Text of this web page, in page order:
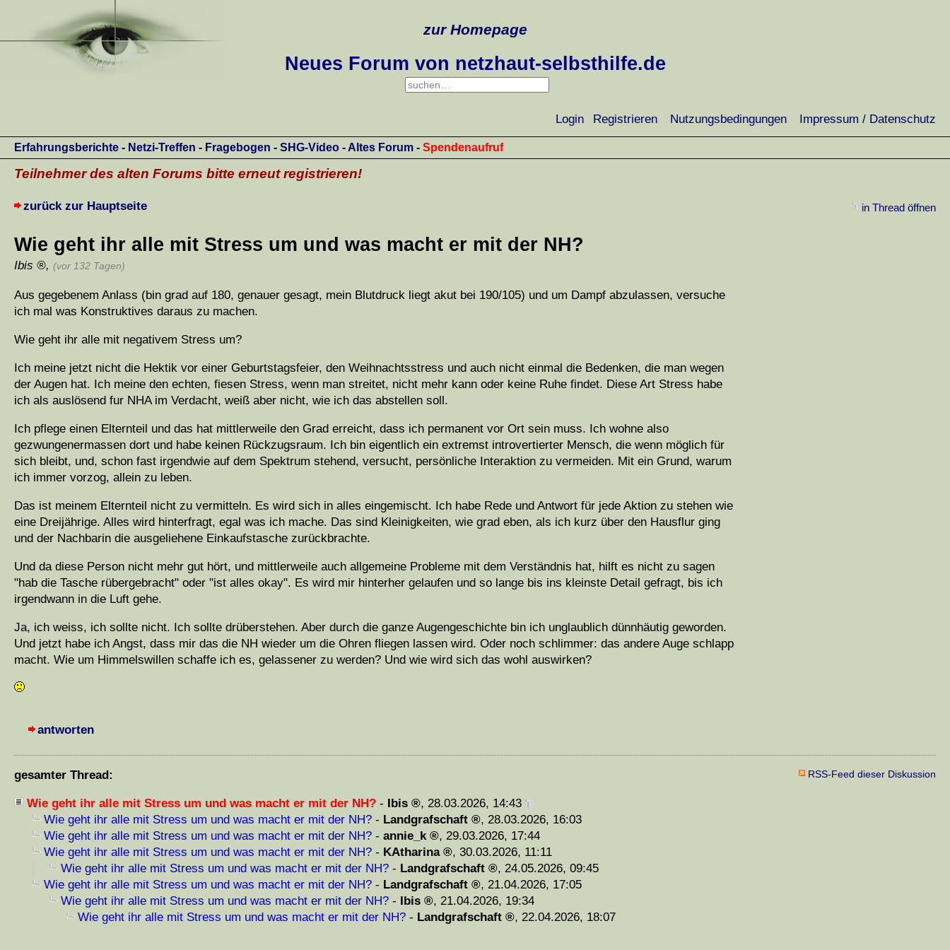
zur Homepage
Neues Forum von netzhaut-selbsthilfe.de
Login Registrieren Nutzungsbedingungen Impressum / Datenschutz
Erfahrungsberichte - Netzi-Treffen - Fragebogen - SHG-Video -Altes Forum - Spendenaufruf
Teilnehmer des alten Forums bitte erneut registrieren!
zurück zur Hauptseite in Thread öffnen
Wie geht ihr alle mit Stress um und was macht er mit der NH?
Ibis , (vor 132 Tagen)
Aus gegebenem Anlass (bin grad auf 180, genauer gesagt, mein Blutdruck liegt akut bei 190/105) und um Dampf abzulassen, versuche
ich mal was Konstruktives daraus zu machen.
Wie geht ihr alle mit negativem Stress um?
Ich meine jetzt nicht die Hektik vor einer Geburtstagsfeier, den Weihnachtsstress und auch nicht einmal die Bedenken, die man wegen
der Augen hat. Ich meine den echten, fiesen Stress, wenn man streitet, nicht mehr kann oder keine Ruhe findet. Diese Art Stress habe
ich als auslösend fur NHA im Verdacht, weiß aber nicht, wie ich das abstellen soll.
Ich pflege einen Elternteil und das hat mittlerweile den Grad erreicht, dass ich permanent vor Ort sein muss. Ich wohne also
gezwungenermassen dort und habe keinen Rückzugsraum. Ich bin eigentlich ein extremst introvertierter Mensch, die wenn möglich für
sich bleibt, und, schon fast irgendwie auf dem Spektrum stehend, versucht, persönliche Interaktion zu vermeiden. Mit ein Grund, warum
ich immer vorzog, allein zu leben.
Das ist meinem Elternteil nicht zu vermitteln. Es wird sich in alles eingemischt. Ich habe Rede und Antwort für jede Aktion zu stehen wie
eine Dreijährige. Alles wird hinterfragt, egal was ich mache. Das sind Kleinigkeiten, wie grad eben, als ich kurz über den Hausflur ging
und der Nachbarin die ausgeliehene Einkaufstasche zurückbrachte.
Und da diese Person nicht mehr gut hört, und mittlerweile auch allgemeine Probleme mit dem Verständnis hat, hilft es nicht zu sagen
"hab die Tasche rübergebracht" oder "ist alles okay". Es wird mir hinterher gelaufen und so lange bis ins kleinste Detail gefragt, bis ich
irgendwann in die Luft gehe.
Ja, ich weiss, ich sollte nicht. Ich sollte drüberstehen. Aber durch die ganze Augengeschichte bin ich unglaublich dünnhäutig geworden.
Und jetzt habe ich Angst, dass mir das die NH wieder um die Ohren fliegen lassen wird. Oder noch schlimmer: das andere Auge schlapp
macht. Wie um Himmelswillen schaffe ich es, gelassener zu werden? Und wie wird sich das wohl auswirken?
antworten
gesamter Thread: RSS-Feed dieser Diskussion
Wie geht ihr alle mit Stress um und was macht er mit der NH? - Ibis , 28.03.2026, 14:43
Wie geht ihr alle mit Stress um und was macht er mit der NH? - Landgrafschaft , 28.03.2026, 16:03
Wie geht ihr alle mit Stress um und was macht er mit der NH? - annie_k , 29.03.2026, 17:44
Wie geht ihr alle mit Stress um und was macht er mit der NH? - KAtharina , 30.03.2026, 11:11
Wie geht ihr alle mit Stress um und was macht er mit der NH? - Landgrafschaft , 24.05.2026, 09:45
Wie geht ihr alle mit Stress um und was macht er mit der NH? - Landgrafschaft , 21.04.2026, 17:05
Wie geht ihr alle mit Stress um und was macht er mit der NH? - Ibis , 21.04.2026, 19:34
Wie geht ihr alle mit Stress um und was macht er mit der NH? - Landgrafschaft , 22.04.2026, 18:07